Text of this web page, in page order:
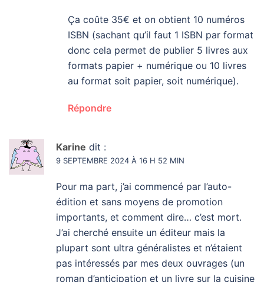
Ça coûte 35€ et on obtient 10 numéros
ISBN (sachant qu’il faut 1 ISBN par format
donc cela permet de publier 5 livres aux
formats papier + numérique ou 10 livres
au format soit papier, soit numérique).
Répondre
Karine dit :
9 SEPTEMBRE 2024 À 16 H 52 MIN
Pour ma part, j’ai commencé par l’auto-
édition et sans moyens de promotion
importants, et comment dire… c’est mort.
J’ai cherché ensuite un éditeur mais la
plupart sont ultra généralistes et n’étaient
pas intéressés par mes deux ouvrages (un
roman d’anticipation et un livre sur la cuisine